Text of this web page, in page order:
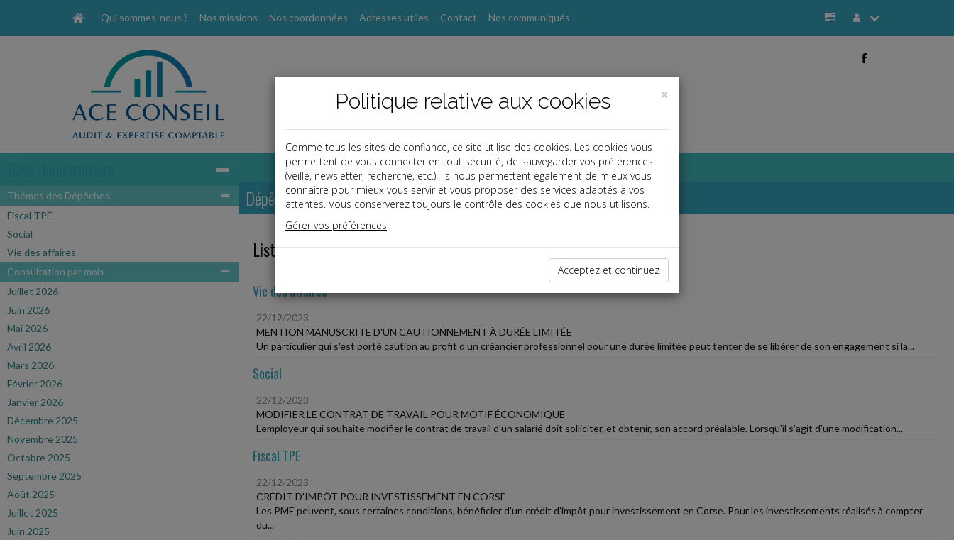
Qui sommes-nous ? Nos missions Nos coordonnées Adresses utiles Contact Nos communiqués
b
Thémes des Dépêches
Fiscal TPE
Social
Vie des affaires
Consultation par mois
Juillet 2026
Juin 2026
Mai 2026
Avril 2026
Mars 2026
Février 2026
Janvier 2026
Décembre 2025
Novembre 2025
Octobre 2025
Septembre 2025
Août 2025
Juillet 2025
Juin 2025
Dépêches
Liste des dernières dépêches
Vie des affaires
22/12/2023
MENTION MANUSCRITE D'UN CAUTIONNEMENT À DURÉE LIMITÉE
Un particulier qui s'est porté caution au profit d'un créancier professionnel pour une durée limitée peut tenter de se libérer de son engagement si la...
Social
22/12/2023
MODIFIER LE CONTRAT DE TRAVAIL POUR MOTIF ÉCONOMIQUE
L'employeur qui souhaite modifier le contrat de travail d'un salarié doit solliciter, et obtenir, son accord préalable. Lorsqu'il s'agit d'une modification...
Fiscal TPE
22/12/2023
CRÉDIT D'IMPÔT POUR INVESTISSEMENT EN CORSE
Les PME peuvent, sous certaines conditions, bénéficier d'un crédit d'impôt pour investissement en Corse. Pour les investissements réalisés à compter
du...
×
Politique relative aux cookies
Comme tous les sites de confiance, ce site utilise des cookies. Les cookies vous
permettent de vous connecter en tout sécurité, de sauvegarder vos préférences
(veille, newsletter, recherche, etc.). Ils nous permettent également de mieux vous
connaitre pour mieux vous servir et vous proposer des services adaptés à vos
attentes. Vous conserverez toujours le contrôle des cookies que nous utilisons.
Gérer vos préférences
Acceptez et continuez